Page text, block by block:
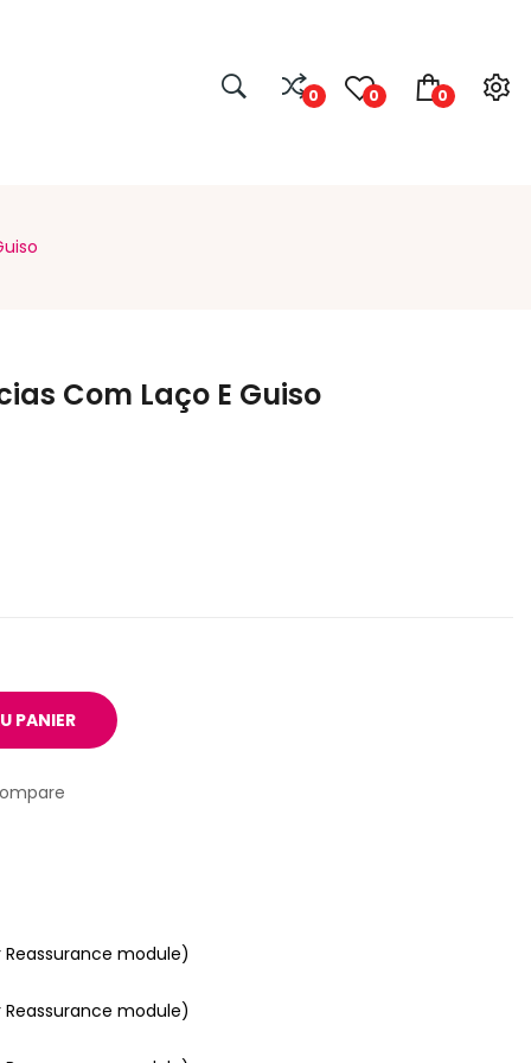
0
0
0
Com Laço E Guiso
PANIER
module)
module)